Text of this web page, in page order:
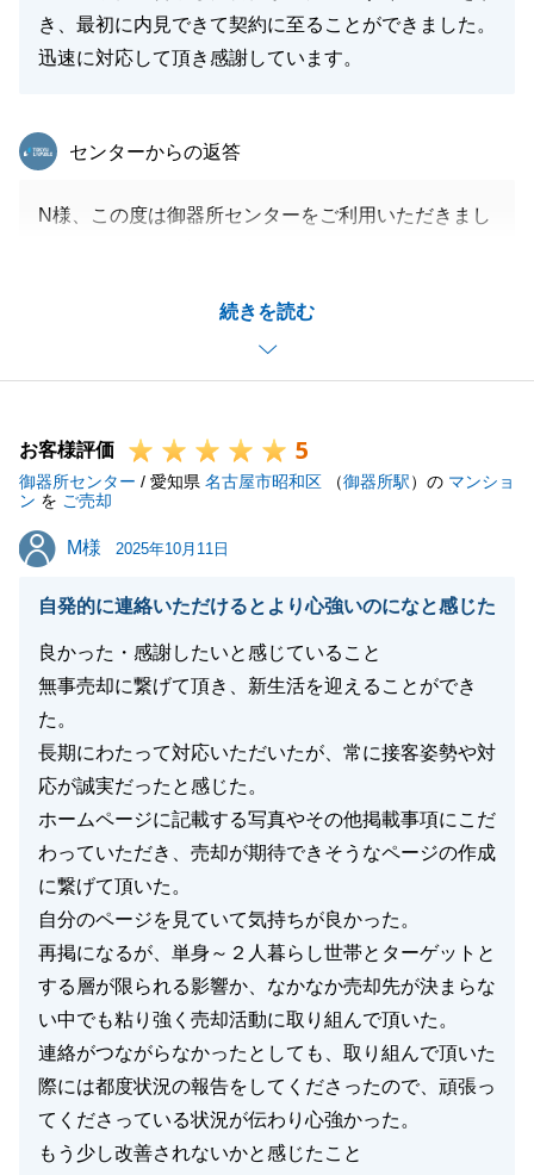
き、最初に内見できて契約に至ることができました。
迅速に対応して頂き感謝しています。
続きを読む
東急リバブル
センターからの返答
N様、この度は御器所センターをご利用いただきまし
N様のご協力のおかげで、お取引を円滑に進めること
ができました。ありがとうございました。
つでもお気軽にお申し付けください。
引き続きよろしくお願いいたします。
お客様評価 5
御器所センター / 愛知県 名古屋市昭和区 （御器所駅）の マンショ
ン を ご売却
M様
M様 2025年10月11日
自発的に連絡いただけるとより心強いのになと感じた
良かった・感謝したいと感じていること
無事売却に繋げて頂き、新生活を迎えることができ
た。
長期にわたって対応いただいたが、常に接客姿勢や対
応が誠実だったと感じた。
ホームページに記載する写真やその他掲載事項にこだ
わっていただき、売却が期待できそうなページの作成
に繋げて頂いた。
自分のページを見ていて気持ちが良かった。
再掲になるが、単身～２人暮らし世帯とターゲットと
する層が限られる影響か、なかなか売却先が決まらな
い中でも粘り強く売却活動に取り組んで頂いた。
連絡がつながらなかったとしても、取り組んで頂いた
際には都度状況の報告をしてくださったので、頑張っ
てくださっている状況が伝わり心強かった。
もう少し改善されないかと感じたこと